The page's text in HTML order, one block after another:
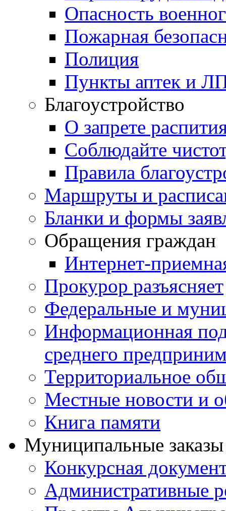
Опасность
Пожарная
Полиция
Пункты аптек и
Благоустройство
О запрете
Соблюдайте
Правила
Маршруты и
Бланки и формы
Обращения граждан
Интернет-
Прокурор разъясняет
Федеральные и
Информационная
среднего
Территориальное
Местные новости и
Книга памяти
Муниципальные
Конкурсная
Административные